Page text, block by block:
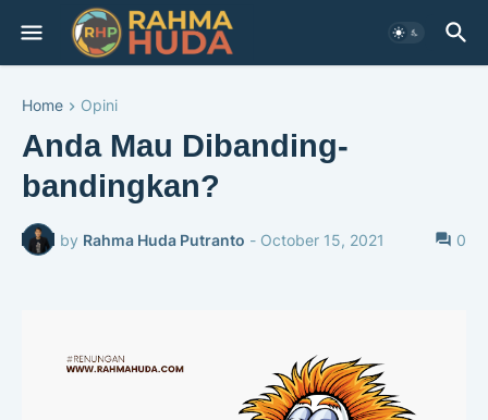
Home Opini
Anda Mau Dibanding-
bandingkan?
by Rahma Huda Putranto - October 15, 2021 0